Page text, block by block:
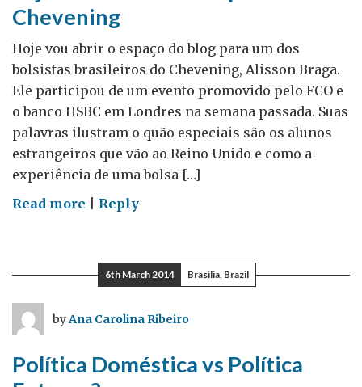
Chevening
Hoje vou abrir o espaço do blog para um dos
bolsistas brasileiros do Chevening, Alisson Braga.
Ele participou de um evento promovido pelo FCO e
o banco HSBC em Londres na semana passada. Suas
palavras ilustram o quão especiais são os alunos
estrangeiros que vão ao Reino Unido e como a
experiência de uma bolsa […]
Read more on
líder
Reply
6th March 2014 Brasilia, Brazil
byAna Carolina Ribeiro
Política Doméstica vs Política